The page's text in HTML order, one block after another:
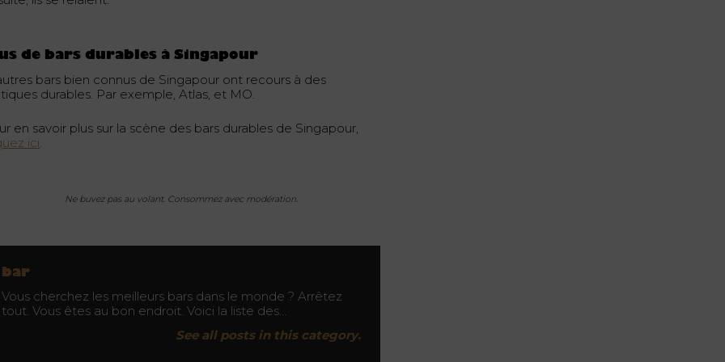
de bars durables à Singapour
bars bien connus de Singapour ont recours à des
durables. Par exemple, Atlas, et MO.
en savoir plus sur la scène des bars durables de Singapour,
ici
Ne buvez pas au volant. Consommez avec modération.
bar
Vous cherchez les meilleurs bars dans le monde ? Arrêtez
tout. Vous êtes au bon endroit. Voici la liste des…
See all posts in this category.